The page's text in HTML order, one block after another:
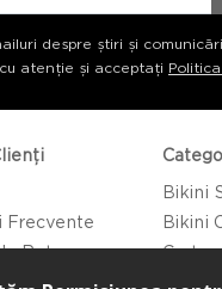
despre știri și
atenție și acceptați
Frecvente
Returnare
Bikini
Bikini